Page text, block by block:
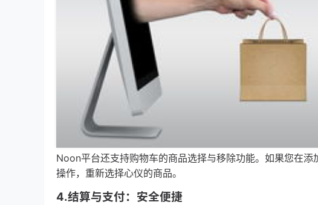
Noon平台还支持购物车的商品选择与移除功能。如果您在
操作，重新选择心仪的商品。
4.结算与支付：安全便捷